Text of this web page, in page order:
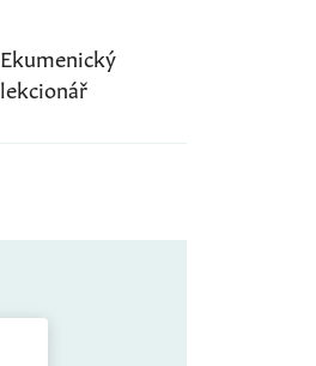
Ekumenický
lekcionář